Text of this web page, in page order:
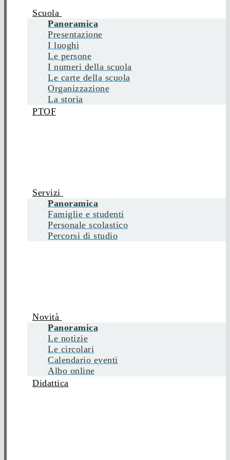
Scuola
Panoramica
Presentazione
I luoghi
Le persone
I numeri della scuola
Le carte della scuola
Organizzazione
La storia
PTOF
Servizi
Panoramica
Famiglie e studenti
Personale scolastico
Percorsi di studio
Novità
Panoramica
Le notizie
Le circolari
Calendario eventi
Albo online
Didattica